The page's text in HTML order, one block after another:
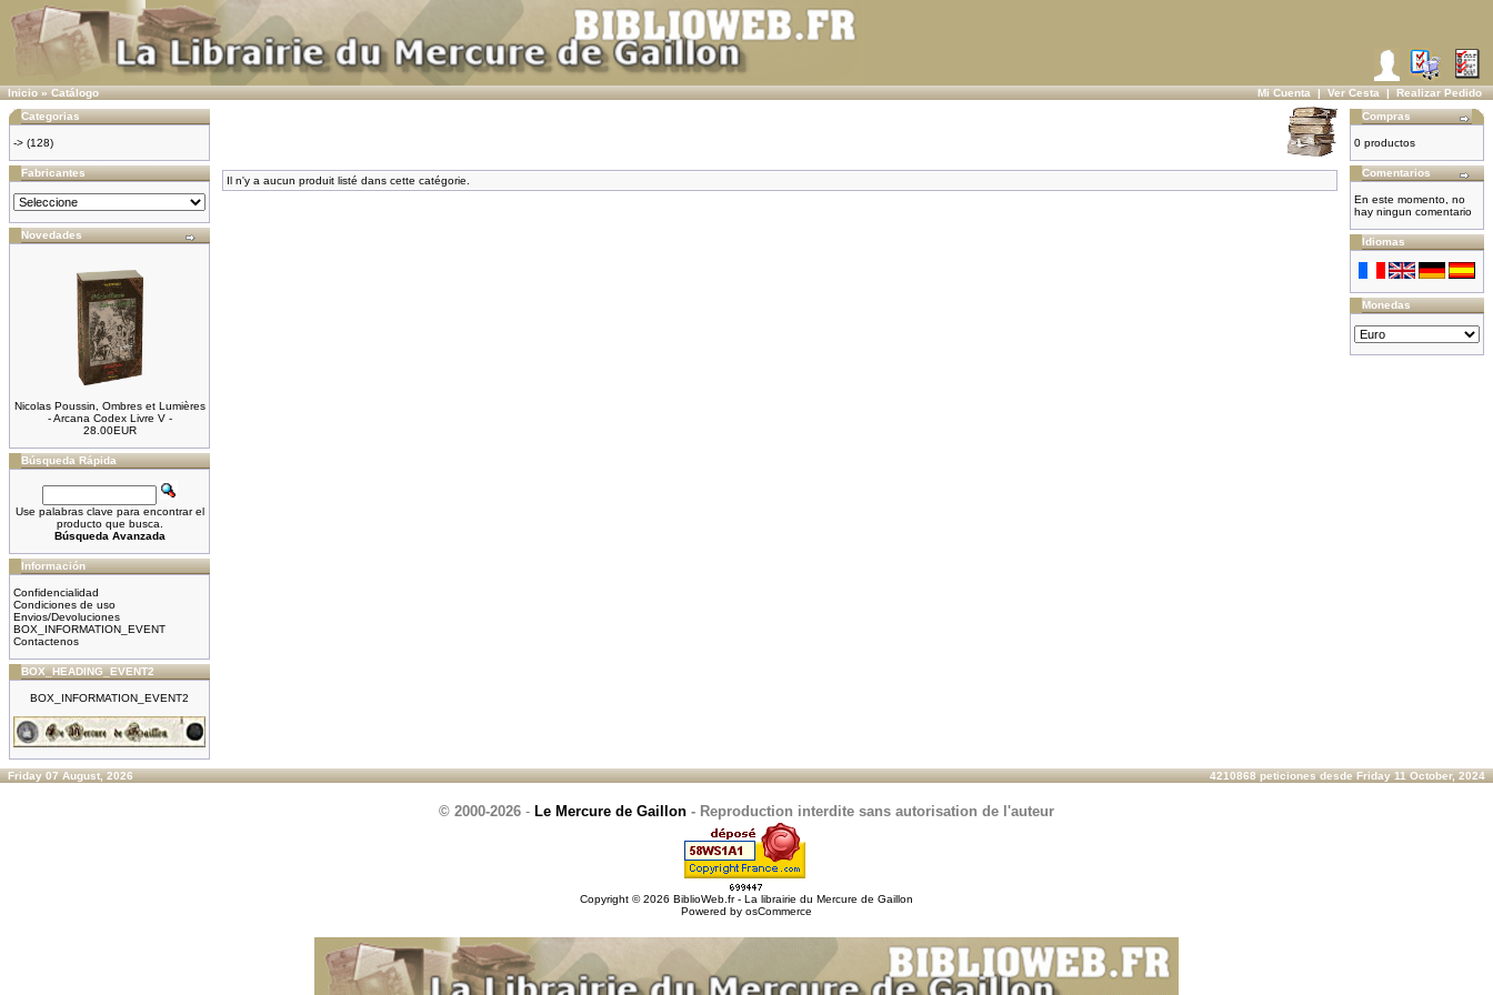
Inicio»Catálogo Mi Cuenta|Ver Cesta|Realizar Pedido
Categorias
-> (128)
Fabricantes
Novedades
Nicolas Poussin, Ombres et Lumières
- Arcana Codex Livre V -
28.00EUR
Búsqueda Rápida
Use palabras clave para encontrar el
producto que busca.
Búsqueda Avanzada
Información
Confidencialidad
Condiciones de uso
Envios/Devoluciones
BOX_INFORMATION_EVENT
Contactenos
BOX_HEADING_EVENT2
BOX_INFORMATION_EVENT2
Il n'y a aucun produit listé dans cette catégorie.
Compras
0 productos
Comentarios
En este momento, no
hay ningun comentario
Idiomas
Monedas
Friday 07 August, 2026 4210868 peticiones desde Friday 11 October, 2024
© 2000-2026 - Le Mercure de Gaillon - Reproduction interdite sans autorisation de l'auteur
Copyright © 2026 BiblioWeb.fr - La librairie du Mercure de Gaillon
Powered by osCommerce